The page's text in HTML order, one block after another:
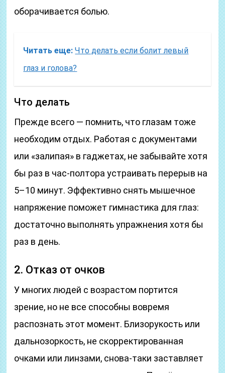
оборачивается болью.
Читать еще: Что делать если болит левый
глаз и голова?
Что делать
Прежде всего — помнить, что глазам тоже
необходим отдых. Работая с документами
или «залипая» в гаджетах, не забывайте хотя
бы раз в час-полтора устраивать перерыв на
5–10 минут. Эффективно снять мышечное
напряжение поможет гимнастика для глаз:
достаточно выполнять упражнения хотя бы
раз в день.
2. Отказ от очков
У многих людей с возрастом портится
зрение, но не все способны вовремя
распознать этот момент. Близорукость или
дальнозоркость, не скорректированная
очками или линзами, снова-таки заставляет